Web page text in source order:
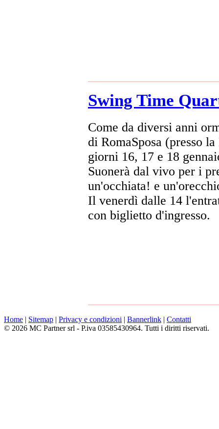
Swing Time
Come da diversi anni
di RomaSposa (presso
giorni 16, 17 e 18
Suonerà dal vivo per i
un'occhiata! e
Il venerdì dalle 14
con biglietto d'ingresso.
Home | Sitemap | Privacy e condizioni | Bannerlink | Contatti
© 2026 MC Partner srl - P.iva 03585430964. Tutti i diritti riservati.